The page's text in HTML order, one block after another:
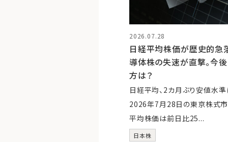
2026.07.28
日経平均株価が歴史的急
導体株の失速が直撃。今
方は？
日経平均、2カ月ぶり安値水
2026年7月28日の東京株式市
平均株価は前日比25...
日本株